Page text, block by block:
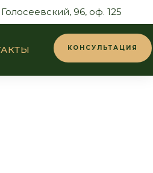
96, оф. 125
КОНСУЛЬТАЦИЯ